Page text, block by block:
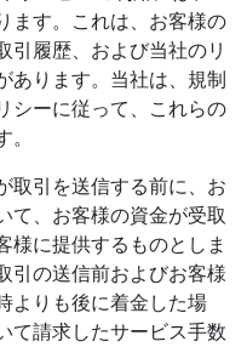
ます。これは、お客様の
引履歴、および当社のリ
あります。当社は、規制
シーに従って、これらの
。
取引を送信する前に、お
て、お客様の資金が受取
様に提供するものとしま
引の送信前およびお客様
よりも後に着金した場
て請求したサービス手数